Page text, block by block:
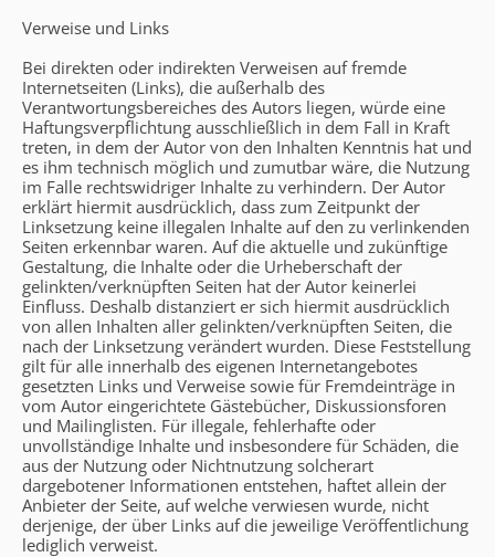
Verweise und Links
Bei direkten oder indirekten Verweisen auf fremde
Internetseiten (Links), die außerhalb des
Verantwortungsbereiches des Autors liegen, würde eine
Haftungsverpflichtung ausschließlich in dem Fall in Kraft
treten, in dem der Autor von den Inhalten Kenntnis hat und
es ihm technisch möglich und zumutbar wäre, die Nutzung
im Falle rechtswidriger Inhalte zu verhindern. Der Autor
erklärt hiermit ausdrücklich, dass zum Zeitpunkt der
Linksetzung keine illegalen Inhalte auf den zu verlinkenden
Seiten erkennbar waren. Auf die aktuelle und zukünftige
Gestaltung, die Inhalte oder die Urheberschaft der
gelinkten/verknüpften Seiten hat der Autor keinerlei
Einfluss. Deshalb distanziert er sich hiermit ausdrücklich
von allen Inhalten aller gelinkten/verknüpften Seiten, die
nach der Linksetzung verändert wurden. Diese Feststellung
gilt für alle innerhalb des eigenen Internetangebotes
gesetzten Links und Verweise sowie für Fremdeinträge in
vom Autor eingerichtete Gästebücher, Diskussionsforen
und Mailinglisten. Für illegale, fehlerhafte oder
unvollständige Inhalte und insbesondere für Schäden, die
aus der Nutzung oder Nichtnutzung solcherart
dargebotener Informationen entstehen, haftet allein der
Anbieter der Seite, auf welche verwiesen wurde, nicht
derjenige, der über Links auf die jeweilige Veröffentlichung
lediglich verweist.